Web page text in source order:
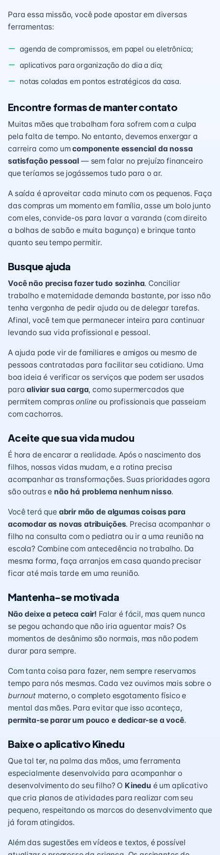
Para essa missão, você pode apostar em diversas
ferramentas:
agenda de compromissos, em papel ou eletrônica;
aplicativos para organização do dia a dia;
notas coladas em pontos estratégicos da casa.
Encontre formas de manter contato
Muitas mães que trabalham fora sofrem com a culpa
pela falta de tempo. No entanto, devemos enxergar a
carreira como umcomponente essencial da nossa
satisfação pessoal — sem falar no prejuízo financeiro
que teríamos se jogássemos tudo para o ar.
A saída é aproveitar cada minuto com os pequenos. Faça
das compras um momento em família, asse um bolo junto
com eles, convide-os para lavar a varanda (com direito
a bolhas de sabão e muita bagunça) e brinquetanto
quanto seu tempo permitir.
Busque ajuda
Você não precisa fazer tudo sozinha. Conciliar
trabalho e maternidade demanda bastante, por isso não
tenha vergonha de pedir ajuda ou de delegar tarefas.
Afinal, você tem que permanecer inteira para continuar
levando sua vida profissional e pessoal.
A ajuda pode vir de familiares e amigos ou mesmo de
pessoas contratadas para facilitar seu cotidiano. Uma
boa ideia é verificar os serviços que podem ser usados
paraaliviar sua carga, como supermercados que
permitem comprasonline ou profissionais que passeiam
com cachorros.
Aceite que sua vida mudou
É hora de encarar a realidade. Após o nascimento dos
filhos, nossas vidas mudam, e a rotina precisa
acompanhar as transformações. Suas prioridades agora
são outras e não há problema nenhum nisso.
Você terá que abrir mão de algumas coisas para
acomodar as novas atribuições. Precisa acompanhar o
filho na consulta com o pediatra ou ir a uma reunião na
escola? Combine com antecedência no trabalho. Da
mesma forma, faça arranjos em casa quando precisar
ficar até mais tarde em uma reunião.
Mantenha-se motivada
Não deixe a peteca cair! Falar é fácil, mas quem nunca
se pegou achando que não iria aguentar mais? Os
momentos de desânimo são normais, mas não podem
durar para sempre.
Com tanta coisa para fazer, nem sempre reservamos
tempo para nós mesmas. Cada vez ouvimos mais sobre o
burnoutmaterno, o completo esgotamento físico e
mental das mães. Para evitar que isso aconteça,
permita-se parar um pouco e dedicar-se a você.
Baixe o aplicativo Kinedu
Que tal ter, na palma das mãos, uma ferramenta
especialmente desenvolvida para acompanhar o
desenvolvimento do seu filho? O Kinedu é um aplicativo
que cria planos de atividades para realizar com seu
pequeno, respeitando os marcos do desenvolvimento que
já foram atingidos.
Além das sugestões em vídeos e textos, é possível